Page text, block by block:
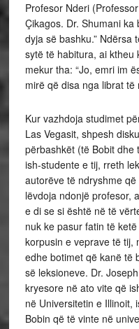
Profesor Nderi
Çikagos. Dr. Shumani ka
dyja së bashku.” Ndërsa
sytë të habitura, ai ktheu
mekur tha: “Jo, emri im
mirë që disa nga librat të
Kur vazhdoja studimet
Las Vegasit, shpesh
përbashkët (të Bobit dhe
ish-studente e tij, rreth
autorëve të ndryshme
lëvdoja ndonjë profesor,
e di se si është në të
nuk ke pasur fatin të
korpusin e veprave të tij,
edhe botimet që kanë të
së leksioneve. Dr.
kryesore në ato vite që
në Universitetin e Illinoit,
Bobin që të vinte në